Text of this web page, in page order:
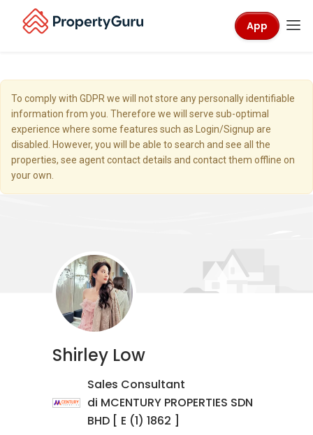
App
To comply with GDPR we will not store any personally identifiable
information from you. Therefore we will serve sub-optimal
experience where some features such as Login/Signup are
disabled. However, you will be able to search and see all the
properties, see agent contact details and contact them offline on
your own.
Shirley Low
Sales Consultant
di MCENTURY PROPERTIES SDN
BHD [ E (1) 1862 ]